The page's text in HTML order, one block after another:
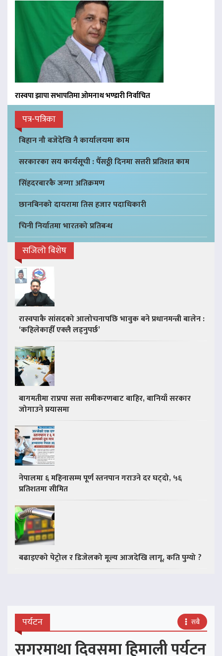
रास्वपा झापा सभापतिमा ओमनाथ भण्डारी निर्वाचित
पत्र-पत्रिका
बिहान नौ बजेदेखि नै कार्यालयमा काम
सरकारका सय कार्यसूची : पैँसठ्ठी दिनमा सत्तरी प्रतिशत काम
सिंहदरबारकै जग्गा अतिक्रमण
छानबिनको दायरामा तिस हजार पदाधिकारी
चिनी निर्यातमा भारतको प्रतिबन्ध
सजिलो बिशेष
रास्वपाकै सांसदको आलोचनापछि भावुक बने प्रधानमन्त्री बालेन :
‘कहिलेकाहीँ एक्लै लड्नुपर्छ’
बागमतीमा राप्रपा सत्ता समीकरणबाट बाहिर, बानियाँ सरकार
जोगाउने प्रयासमा
नेपालमा ६ महिनासम्म पूर्ण स्तनपान गराउने दर घट्दो, ५६
प्रतिशतमा सीमित
बढाइएको पेट्रोल र डिजेलको मूल्य आजदेखि लागू, कति पुग्यो ?
पर्यटन सबै
सगरमाथा दिवसमा हिमाली पर्यटन